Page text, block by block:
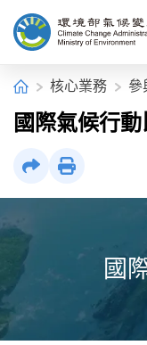
首頁核心業務 參
國際氣候行
國